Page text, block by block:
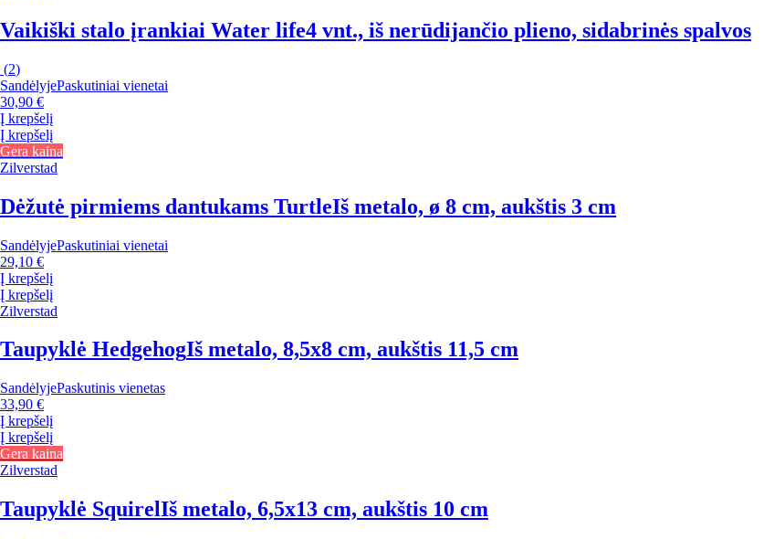
Vaikiški stalo įrankiai Water life4 vnt., iš nerūdijančio plieno, sidabrinės spalvos
(2)
SandėlyjePaskutiniai vienetai
30,90 €
Į krepšelį
Į krepšelį
Gera kaina
Zilverstad
Dėžutė pirmiems dantukams TurtleIš metalo, ø 8 cm, aukštis 3 cm
SandėlyjePaskutiniai vienetai
29,10 €
Į krepšelį
Į krepšelį
Zilverstad
Taupyklė HedgehogIš metalo, 8,5x8 cm, aukštis 11,5 cm
SandėlyjePaskutinis vienetas
33,90 €
Į krepšelį
Į krepšelį
Gera kaina
Zilverstad
Taupyklė SquirelIš metalo, 6,5x13 cm, aukštis 10 cm